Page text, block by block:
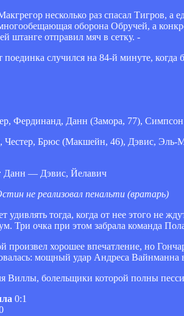
несколько раз спасал Тигров,
оборона Обручей, а
штанге отправил мяч в сетку. -
случился на 84-й минуте,
Фердинанд, Данн (Замора, 77),
Честер, Брюс (Макшейн, 46), Дэвис, Эль-
Данн — Дэвис, Йелавич
не реализовал пенальти (вратарь)
удивлять тогда, когда от нее этого не
Три очка при этом забрала команда
произвел хорошее впечатление, но
мощный удар Андреса Вайнманна
Виллы, болельщики которой полны
0:1